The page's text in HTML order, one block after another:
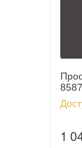
05),
1